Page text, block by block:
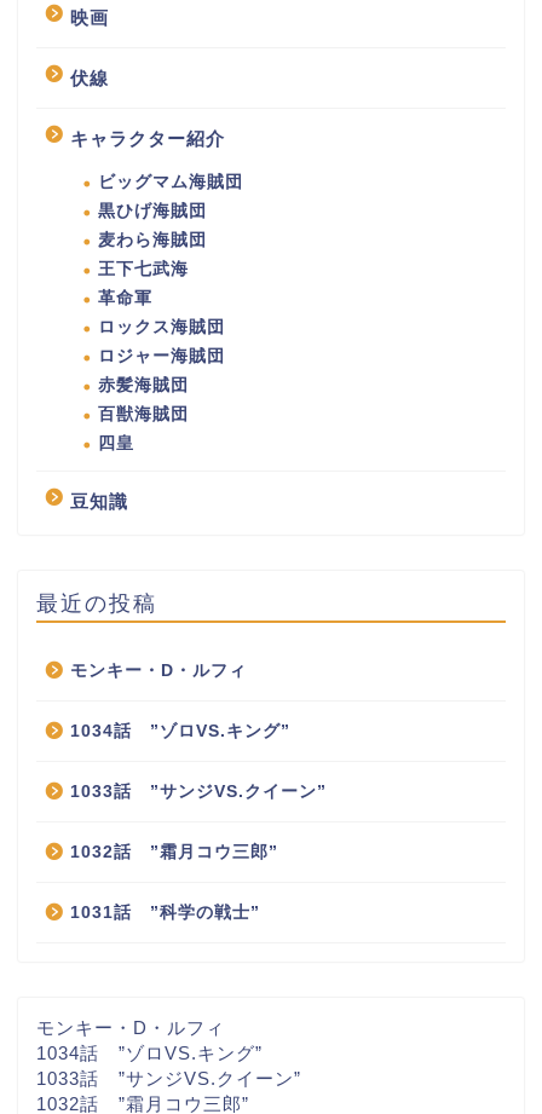
映画
伏線
キャラクター紹介
ビッグマム海賊団
黒ひげ海賊団
麦わら海賊団
王下七武海
革命軍
ロックス海賊団
ロジャー海賊団
赤髪海賊団
百獣海賊団
四皇
豆知識
最近の投稿
モンキー・D・ルフィ
1034話 ”ゾロVS.キング”
1033話 ”サンジVS.クイーン”
1032話 ”霜月コウ三郎”
1031話 ”科学の戦士”
モンキー・D・ルフィ
1034話 ”ゾロVS.キング”
1033話 ”サンジVS.クイーン”
1032話 ”霜月コウ三郎”